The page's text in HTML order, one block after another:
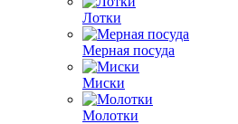
Лотки
Мерная посуда
Миски
Молотки